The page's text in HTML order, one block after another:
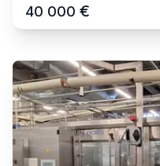
40 000 €